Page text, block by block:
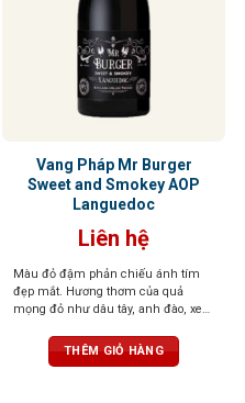
Vang Pháp Mr Burger
Sweet and Smokey AOP
Languedoc
Liên hệ
Màu đỏ đậm phản chiếu ánh tím
đẹp mắt. Hương thơm của quả
mọng đỏ như dâu tây, anh đào, xen
hương, tuyết tùng tạo nên một tầng
hương phức hợp, gợi cảm và sống
THÊM GIỎ HÀNG